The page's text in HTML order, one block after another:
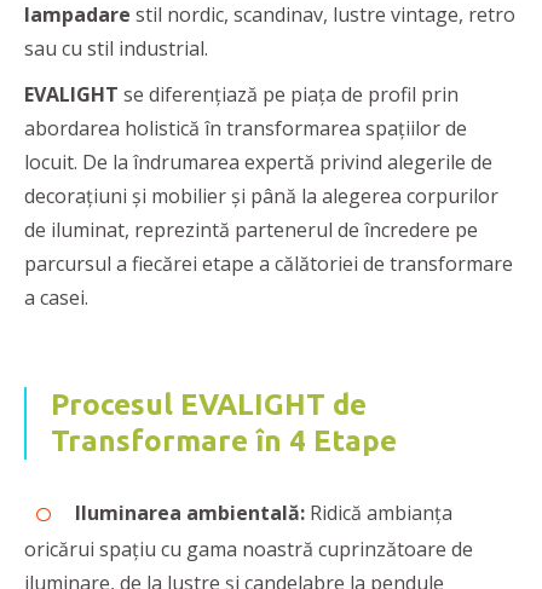
lampadare stil nordic, scandinav, lustre vintage, retro
sau cu stil industrial.
EVALIGHT se diferenţiază pe piaţa de profil prin
abordarea holistică în transformarea spațiilor de
locuit. De la îndrumarea expertă privind alegerile de
decorațiuni și mobilier și până la alegerea corpurilor
de iluminat, reprezintă partenerul de încredere pe
parcursul a fiecărei etape a călătoriei de transformare
a casei.
Procesul EVALIGHT de
Transformare în 4 Etape
Iluminarea ambientală: Ridică ambianța
oricărui spațiu cu gama noastră cuprinzătoare de
iluminare, de la lustre și candelabre la pendule